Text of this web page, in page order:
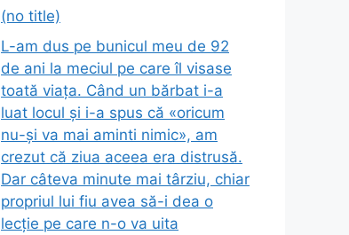
(no title)
L-am dus pe bunicul meu de 92
de ani la meciul pe care îl visase
toată viața. Când un bărbat i-a
luat locul și i-a spus că «oricum
nu-și va mai aminti nimic», am
crezut că ziua aceea era distrusă.
Dar câteva minute mai târziu, chiar
propriul lui fiu avea să-i dea o
lecție pe care n-o va uita